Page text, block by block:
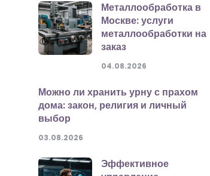
Металлообработка в
Москве: услуги
металлообработки на
заказ
04.08.2026
Можно ли хранить урну с прахом
дома: закон, религия и личный
выбор
03.08.2026
Эффективное